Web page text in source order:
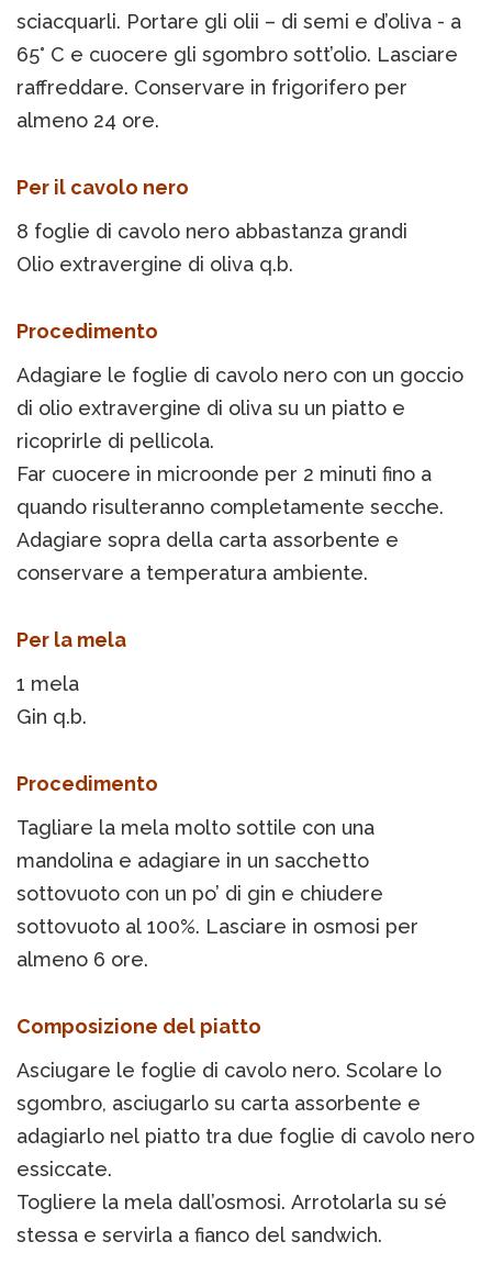
sciacquarli. Portare gli olii – di semi e d’oliva - a
65° C e cuocere gli sgombro sott’olio. Lasciare
raffreddare. Conservare in frigorifero per
almeno 24 ore.
Per il cavolo nero
8 foglie di cavolo nero abbastanza grandi
Olio extravergine di oliva q.b.
Procedimento
Adagiare le foglie di cavolo nero con un goccio
di olio extravergine di oliva su un piatto e
ricoprirle di pellicola.
Far cuocere in microonde per 2 minuti fino a
quando risulteranno completamente secche.
Adagiare sopra della carta assorbente e
conservare a temperatura ambiente.
Per la mela
1 mela
Gin q.b.
Procedimento
Tagliare la mela molto sottile con una
mandolina e adagiare in un sacchetto
sottovuoto con un po’ di gin e chiudere
sottovuoto al 100%. Lasciare in osmosi per
almeno 6 ore.
Composizione del piatto
Asciugare le foglie di cavolo nero. Scolare lo
sgombro, asciugarlo su carta assorbente e
adagiarlo nel piatto tra due foglie di cavolo nero
essiccate.
Togliere la mela dall’osmosi. Arrotolarla su sé
stessa e servirla a fianco del sandwich.